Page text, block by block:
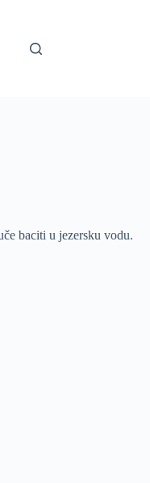
baciti u jezersku vodu.